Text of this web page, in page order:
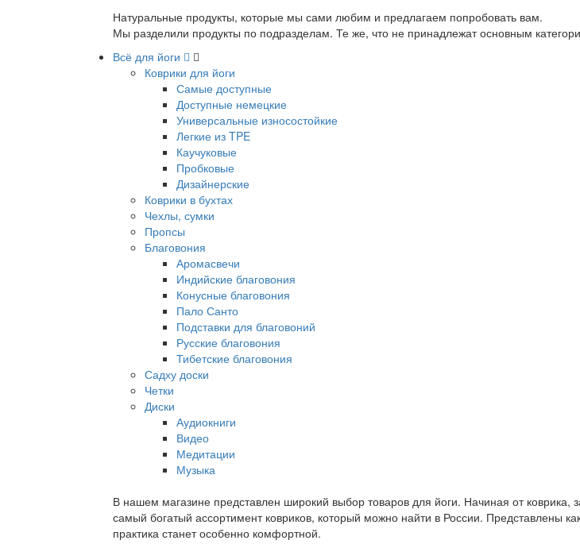
Натуральные продукты, которые мы сами любим и предлагаем попробовать вам.
Мы разделили продукты по подразделам. Те же, что не принадлежат основным
Всё для йоги
Коврики для йоги
Самые доступные
Доступные немецкие
Универсальные износостойкие
Легкие из TPE
Каучуковые
Пробковые
Дизайнерские
Коврики в бухтах
Чехлы, сумки
Пропсы
Благовония
Аромасвечи
Индийские благовония
Конусные благовония
Пало Санто
Подставки для благовоний
Русские благовония
Тибетские благовония
Садху доски
Четки
Диски
Аудиокниги
Видео
Медитации
Музыка
В нашем магазине представлен широкий выбор товаров для йоги. Начиная от
самый богатый ассортимент ковриков, который можно найти в России.
практика станет особенно комфортной.